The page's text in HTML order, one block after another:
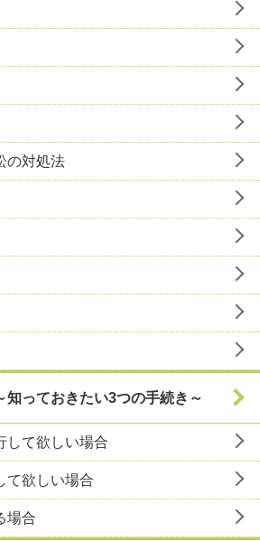
の対処法
知っておきたい3つの手続き～
して欲しい場合
て欲しい場合
場合